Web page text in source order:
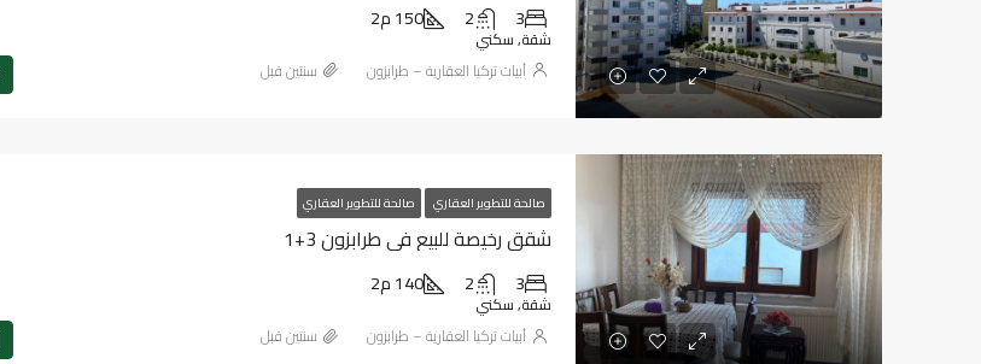
3
2 150 م2
شقة, سكني
أبيات تركيا العقارية – طرابزون ‏سنتين قبل
صالحة للتطوير العقاري صالحة للتطوير العقاري
شقق رخيصة للبيع في طرابزون 3+1
3
2 140 م2
شقة, سكني
أبيات تركيا العقارية – طرابزون ‏سنتين قبل